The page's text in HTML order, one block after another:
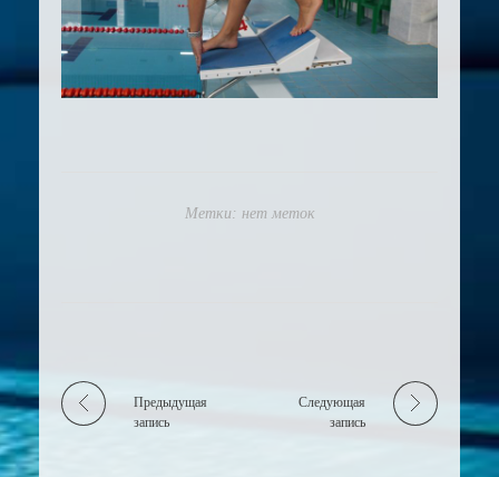
Метки: нет меток
Предыдущая
запись
Следующая
запись